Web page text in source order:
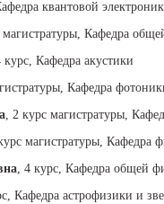
квантовой
магистратуры, Кафедра
курс, Кафедра акустики
Кафедра
, 2 курс магистратуры,
магистратуры, Кафедра
, 4 курс, Кафедра общей
Кафедра астрофизики и